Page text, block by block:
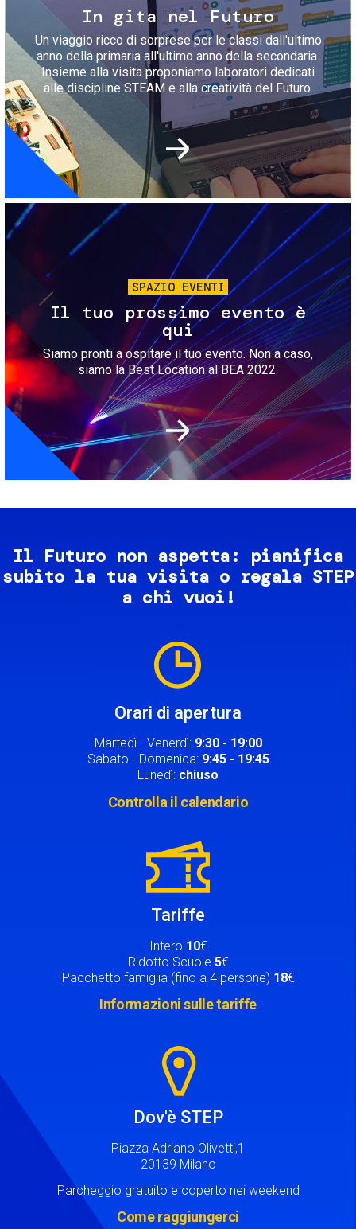
In gita nel Futuro
Un viaggio ricco di sorprese per le classi dall'ultimo
anno della primaria all'ultimo anno della secondaria.
Insieme alla visita proponiamo laboratori dedicati
alle discipline STEAM e alla creatività del Futuro.
Immagine
SPAZIO EVENTI
Il tuo prossimo evento è
qui
Siamo pronti a ospitare il tuo evento. Non a caso,
siamo la Best Location al BEA 2022.
Il Futuro non aspetta: pianifica
subito la tua visita o regala STEP
a chi vuoi!
Orari di apertura
Martedì - Venerdì: 9:30 - 19:00
Sabato - Domenica: 9:45 - 19:45
Lunedì: chiuso
Controlla il calendario
Tariffe
Intero 10€
Ridotto Scuole 5€
Pacchetto famiglia (fino a 4 persone) 18€
Informazioni sulle tariffe
Dov'è STEP
Piazza Adriano Olivetti,1
20139 Milano
Parcheggio gratuito e coperto nei weekend
Come raggiungerci